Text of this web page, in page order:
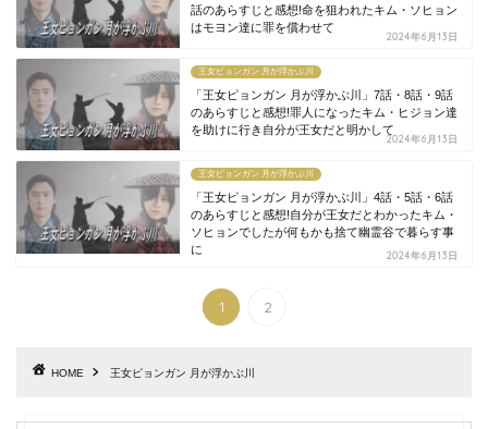
話のあらすじと感想!命を狙われたキム・ソヒョン
はモヨン達に罪を償わせて
2024年6月13日
王女ピョンガン 月が浮かぶ川
「王女ピョンガン 月が浮かぶ川」7話・8話・9話
のあらすじと感想!罪人になったキム・ヒジョン達
を助けに行き自分が王女だと明かして
2024年6月13日
王女ピョンガン 月が浮かぶ川
「王女ピョンガン 月が浮かぶ川」4話・5話・6話
のあらすじと感想!自分が王女だとわかったキム・
ソヒョンでしたが何もかも捨て幽霊谷で暮らす事
に
2024年6月13日
1 2
HOME 王女ピョンガン 月が浮かぶ川